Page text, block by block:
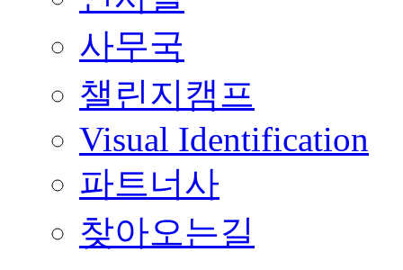
사무국
챌린지캠프
Visual Identification
파트너사
찾아오는길